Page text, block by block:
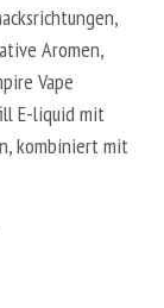
Aromen,
Vape
E-liquid mit
kombiniert mit